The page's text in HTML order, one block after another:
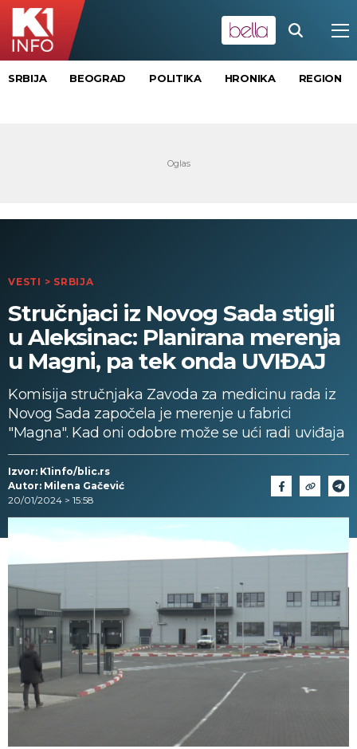
SRBIJA BEOGRAD POLITIKA HRONIKA REGION
VESTI > SRBIJA
Stručnjaci iz Novog Sada stigli
u Aleksinac: Planirana merenja
u Magni, pa tek onda UVIĐAJ
Komisija stručnjaka Zavoda za medicinu rada iz
Novog Sada započela je merenje u fabrici
"Magna". Kad oni odobre može se ući radi uviđaja
Izvor: K1info/blic.rs
Autor: Milena Gačević
20/01/2024 > 15:58